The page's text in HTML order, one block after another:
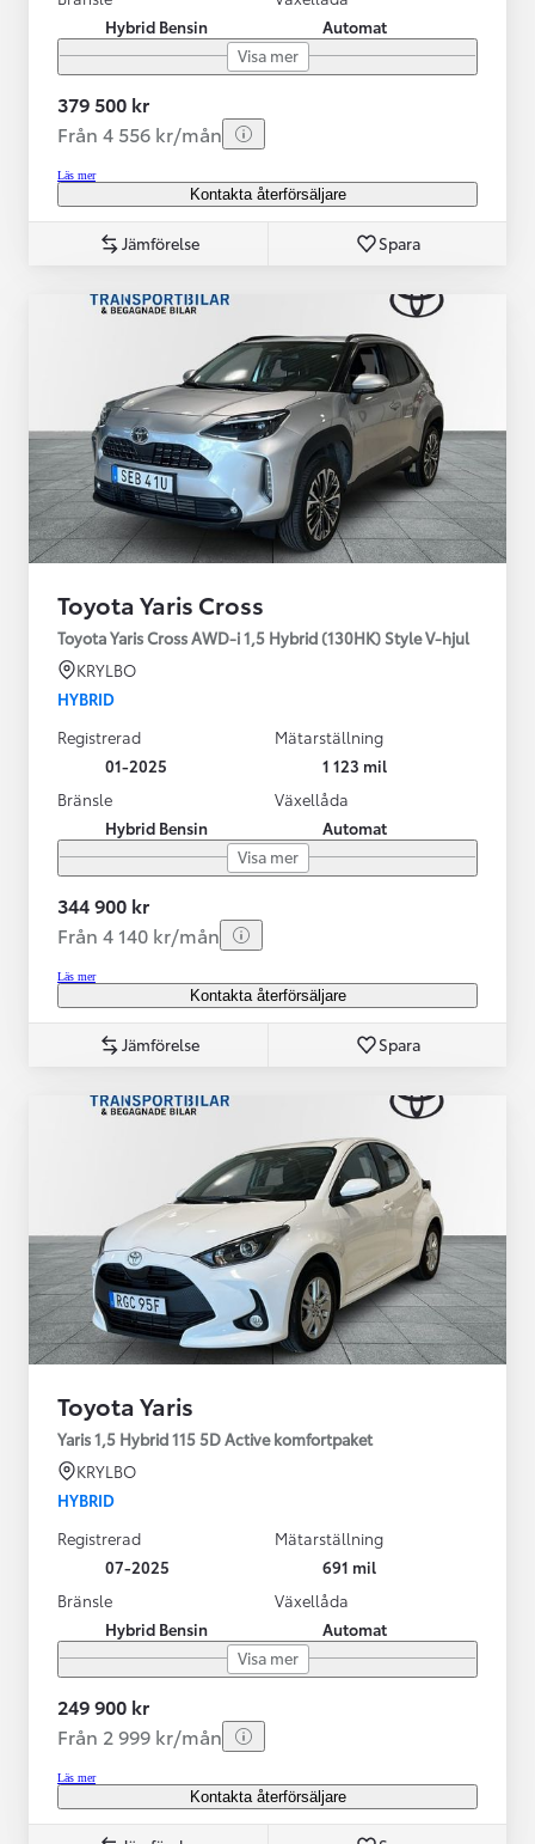
Hybrid Bensin
Automat
Visa mer
379 500 kr
Från 4 556 kr/mån
Läs mer
Kontakta återförsäljare
Jämförelse Spara
Toyota Yaris Cross
Toyota Yaris Cross AWD-i 1,5 Hybrid (130HK) Style V-hjul
KRYLBO
HYBRID
Registrerad
01-2025
Mätarställning
1 123 mil
Bränsle
Hybrid Bensin
Växellåda
Automat
Visa mer
344 900 kr
Från 4 140 kr/mån
Läs mer
Kontakta återförsäljare
Jämförelse Spara
Toyota Yaris
Yaris 1,5 Hybrid 115 5D Active komfortpaket
KRYLBO
HYBRID
Registrerad
07-2025
Mätarställning
691 mil
Bränsle
Hybrid Bensin
Växellåda
Automat
Visa mer
249 900 kr
Från 2 999 kr/mån
Läs mer
Kontakta återförsäljare